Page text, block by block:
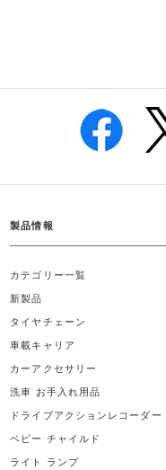
製品情報
カテゴリー一覧
新製品
タイヤチェーン
車載キャリア
カーアクセサリー
洗車 お手入れ用品
ドライブアクションレコーダー
ベビー チャイルド
ライト ランプ